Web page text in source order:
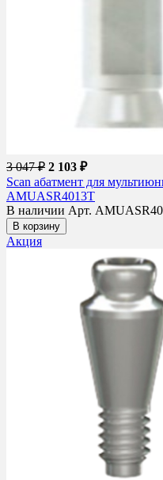
3 047 ₽ 2 103 ₽
Scan абатмент для
AMUASR4013T
В наличии Арт.
В корзину
Акция